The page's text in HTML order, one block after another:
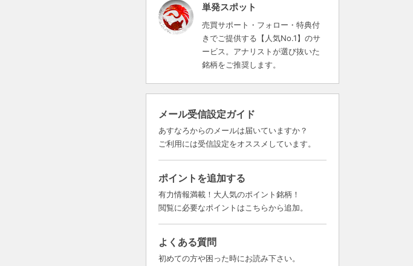
単発スポット
売買サポート・フォロー・特典付
きでご提供する【人気No.1】のサ
ービス。アナリストが選び抜いた
銘柄をご推奨します。
メール受信設定ガイド
あすなろからのメールは届いていますか？
ご利用には受信設定をオススメしています。
ポイントを追加する
有力情報満載！大人気のポイント銘柄！
閲覧に必要なポイントはこちらから追加。
よくある質問
初めての方や困った時にお読み下さい。